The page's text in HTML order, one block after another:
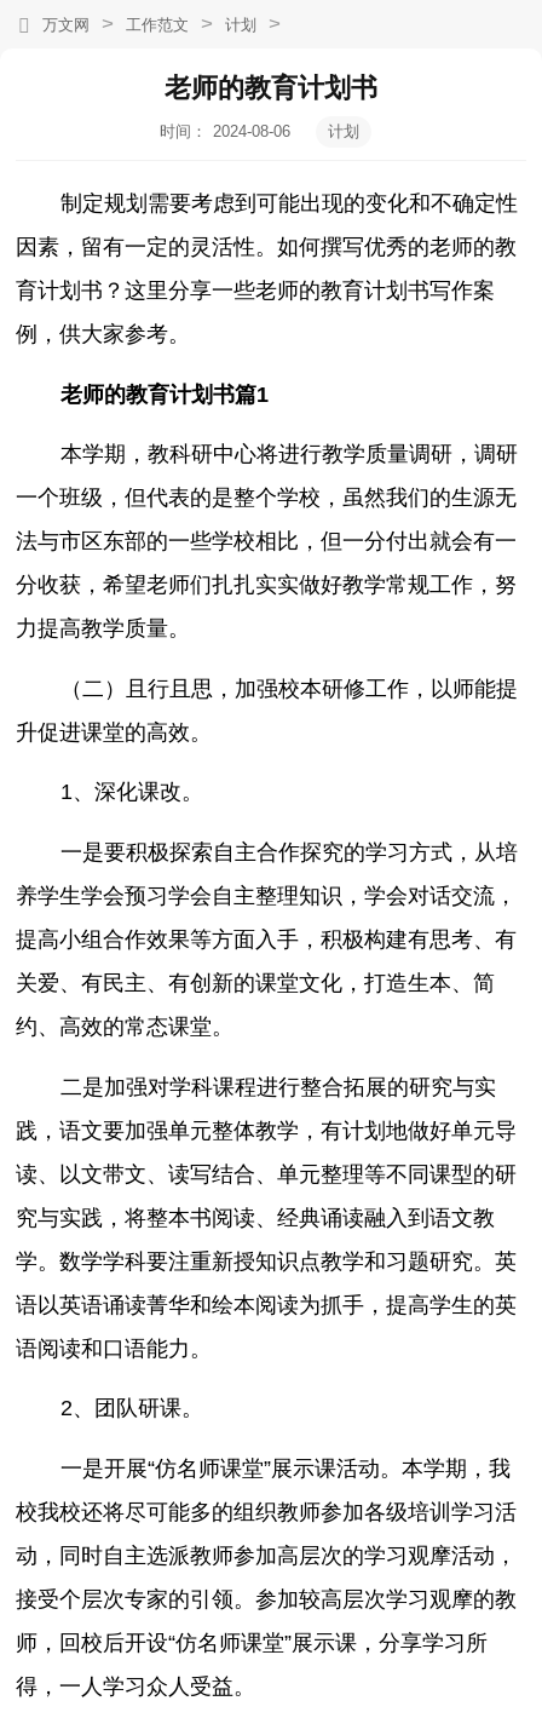
万文网 > 工作范文 > 计划 >
老师的教育计划书
时间：
2024-08-06
计划
制定规划需要考虑到可能出现的变化和不确定性
因素，留有一定的灵活性。如何撰写优秀的老师的教
育计划书？这里分享一些老师的教育计划书写作案
例，供大家参考。
老师的教育计划书篇1
本学期，教科研中心将进行教学质量调研，调研
一个班级，但代表的是整个学校，虽然我们的生源无
法与市区东部的一些学校相比，但一分付出就会有一
分收获，希望老师们扎扎实实做好教学常规工作，努
力提高教学质量。
（二）且行且思，加强校本研修工作，以师能提
升促进课堂的高效。
1、深化课改。
一是要积极探索自主合作探究的学习方式，从培
养学生学会预习学会自主整理知识，学会对话交流，
提高小组合作效果等方面入手，积极构建有思考、有
关爱、有民主、有创新的课堂文化，打造生本、简
约、高效的常态课堂。
二是加强对学科课程进行整合拓展的研究与实
践，语文要加强单元整体教学，有计划地做好单元导
读、以文带文、读写结合、单元整理等不同课型的研
究与实践，将整本书阅读、经典诵读融入到语文教
学。数学学科要注重新授知识点教学和习题研究。英
语以英语诵读菁华和绘本阅读为抓手，提高学生的英
语阅读和口语能力。
2、团队研课。
一是开展“仿名师课堂”展示课活动。本学期，我
校我校还将尽可能多的组织教师参加各级培训学习活
动，同时自主选派教师参加高层次的学习观摩活动，
接受个层次专家的引领。参加较高层次学习观摩的教
师，回校后开设“仿名师课堂”展示课，分享学习所
得，一人学习众人受益。